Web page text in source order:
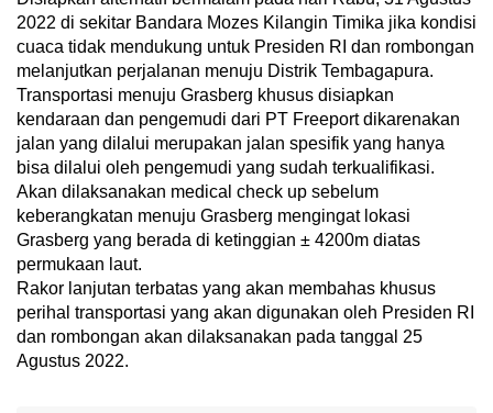
2022 di sekitar Bandara Mozes Kilangin Timika jika kondisi
cuaca tidak mendukung untuk Presiden RI dan rombongan
melanjutkan perjalanan menuju Distrik Tembagapura.
Transportasi menuju Grasberg khusus disiapkan
kendaraan dan pengemudi dari PT Freeport dikarenakan
jalan yang dilalui merupakan jalan spesifik yang hanya
bisa dilalui oleh pengemudi yang sudah terkualifikasi.
Akan dilaksanakan medical check up sebelum
keberangkatan menuju Grasberg mengingat lokasi
Grasberg yang berada di ketinggian ± 4200m diatas
permukaan laut.
Rakor lanjutan terbatas yang akan membahas khusus
perihal transportasi yang akan digunakan oleh Presiden RI
dan rombongan akan dilaksanakan pada tanggal 25
Agustus 2022.